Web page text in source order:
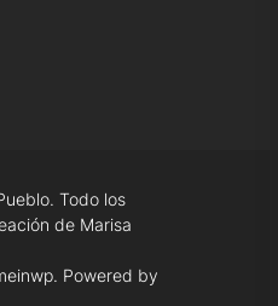
Todo los
de Marisa
Powered by